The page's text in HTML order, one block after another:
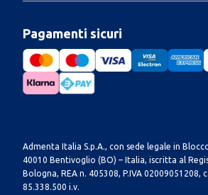
Pagamenti sicuri
Admenta Italia S.p.A., con sede legale in
40010 Bentivoglio (BO) – Italia, iscritta al
Bologna, REA n. 405308, P.IVA 02009051208,
85.338.500 i.v.